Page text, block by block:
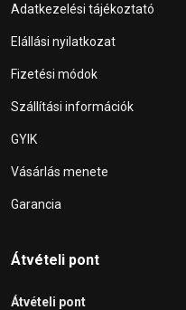
Adatkezelési tájékoztató
Elállási nyilatkozat
Fizetési módok
Szállítási információk
GYIK
Vásárlás menete
Garancia
Átvételi pont
Átvételi pont